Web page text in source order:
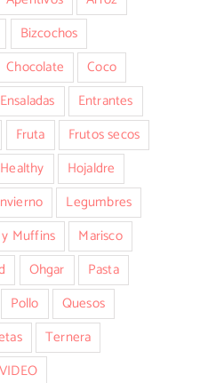
Bizcochos
Chocolate
Coco
Ensaladas
Entrantes
Fruta
Frutos secos
Healthy
Hojaldre
Legumbres
Muffins
Marisco
Ohgar
Pasta
Pollo
Quesos
Ternera
VIDEO